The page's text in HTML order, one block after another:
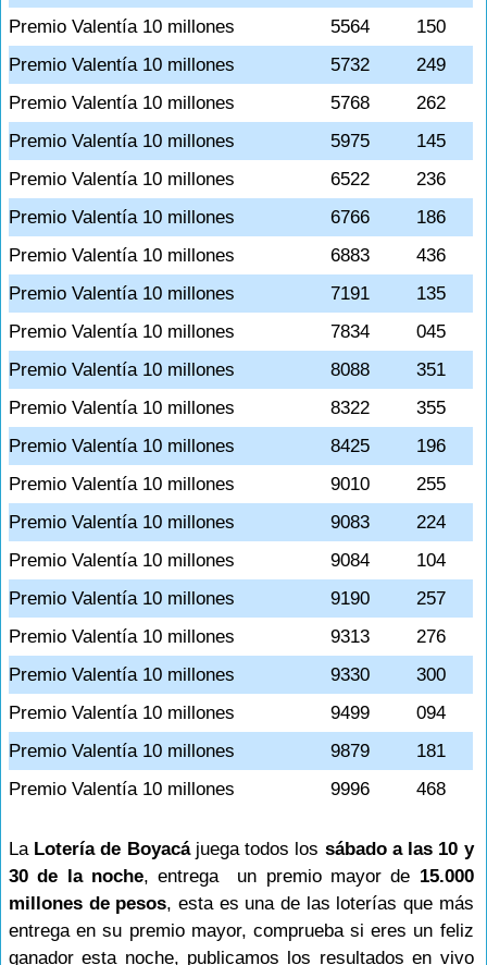
Premio Valentía 10 millones
5564
150
Premio Valentía 10 millones
5732
249
Premio Valentía 10 millones
5768
262
Premio Valentía 10 millones
5975
145
Premio Valentía 10 millones
6522
236
Premio Valentía 10 millones
6766
186
Premio Valentía 10 millones
6883
436
Premio Valentía 10 millones
7191
135
Premio Valentía 10 millones
7834
045
Premio Valentía 10 millones
8088
351
Premio Valentía 10 millones
8322
355
Premio Valentía 10 millones
8425
196
Premio Valentía 10 millones
9010
255
Premio Valentía 10 millones
9083
224
Premio Valentía 10 millones
9084
104
Premio Valentía 10 millones
9190
257
Premio Valentía 10 millones
9313
276
Premio Valentía 10 millones
9330
300
Premio Valentía 10 millones
9499
094
Premio Valentía 10 millones
9879
181
Premio Valentía 10 millones
9996 468
La Lotería de Boyacá juega todos los sábado a las 10 y
30 de la noche, entrega un premio mayor de 15.000
millones de pesos, esta es una de las loterías que más
entrega en su premio mayor, comprueba si eres un feliz
ganador esta noche, publicamos los resultados en vivo